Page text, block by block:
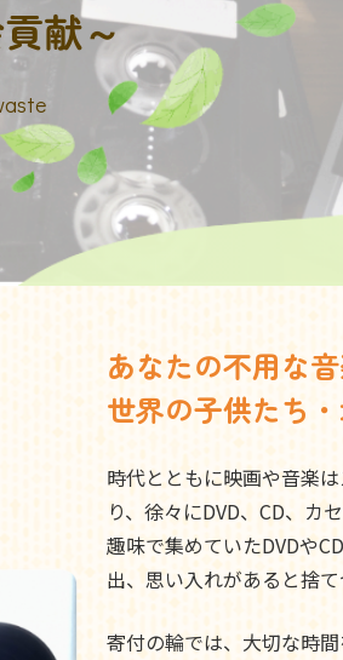
献～
あなたの不用な
世界の子供たち
時代とともに映画や音楽
り、徐々にDVD、CD、カ
趣味で集めていたDVDや
出、思い入れがあると捨
寄付の輪では、大切な時